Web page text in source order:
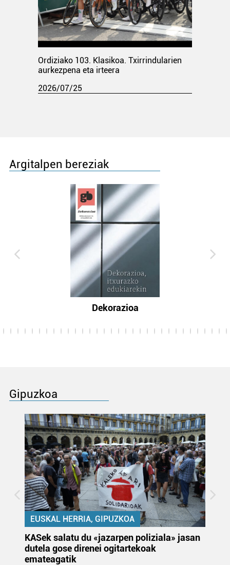
Ordiziako 103. Klasikoa. Txirrindularien
aurkezpena eta irteera
2026/07/25
Argitalpen bereziak
Dekorazioa
Gipuzkoa
EUSKAL HERRIA, GIPUZKOA
KASek salatu du «jazarpen poliziala» jasan
dutela gose direnei ogitartekoak
emateagatik